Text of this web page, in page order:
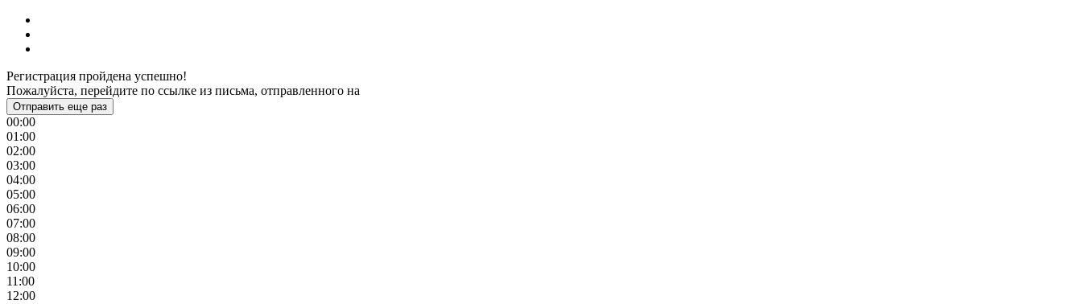
Регистрация пройдена успешно!
Пожалуйста, перейдите по ссылке из письма, отправленного на
Отправить еще раз
00:00
01:00
02:00
03:00
04:00
05:00
06:00
07:00
08:00
09:00
10:00
11:00
12:00